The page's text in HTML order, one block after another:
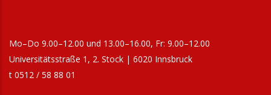
Mo–Do 9.00–12.00 und 13.00–16.00, Fr: 9.00–12.00
Universitätsstraße 1, 2. Stock | 6020 Innsbruck
t 0512 / 58 88 01